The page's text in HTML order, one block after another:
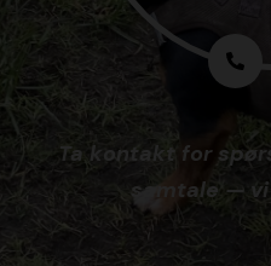
Ta kontakt for
samtale —